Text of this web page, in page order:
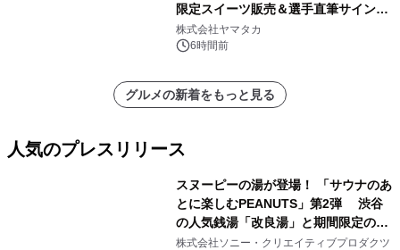
限定スイーツ販売＆選手直筆サイング
ッズが当たる抽選会を 8月8日に開催
株式会社ヤマタカ
6時間前
グルメの新着をもっと見る
人気のプレスリリース
スヌーピーの湯が登場！ 「サウナのあ
とに楽しむPEANUTS」第2弾 渋谷
の人気銭湯「改良湯」と期間限定のコ
ラボレーション サウナイキタイコラ
株式会社ソニー・クリエイティブプロダクツ